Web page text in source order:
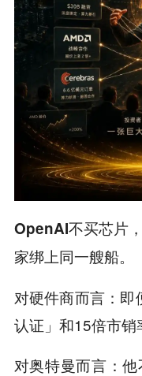
OpenAI不买芯片
家绑上同一艘船。
对硬件商而言：
认证」和15倍市销
对奥特曼而言：